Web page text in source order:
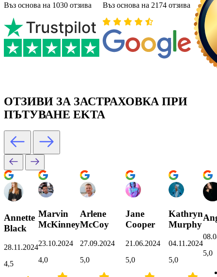
Въз основа на 1030 отзива
Въз основа на 2174 отзива
ОТЗИВИ ЗА ЗАСТРАХОВКА ПРИ
ПЪТУВАНЕ EKTA
Annette
Black
28.11.2024
4,5
Marvin
McKinney
23.10.2024
4,0
Arlene
McCoy
27.09.2024
5,0
Jane
Cooper
21.06.2024
5,0
Kathryn
Murphy
04.11.2024
5,0
5,0